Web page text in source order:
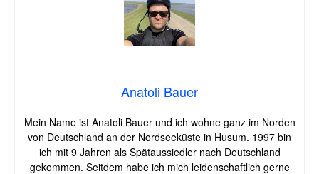
Anatoli Bauer
Mein Name ist Anatoli Bauer und ich wohne ganz im Norden
von Deutschland an der Nordseeküste in Husum. 1997 bin
ich mit 9 Jahren als Spätaussiedler nach Deutschland
gekommen. Seitdem habe ich mich leidenschaftlich gerne